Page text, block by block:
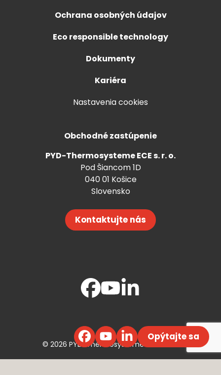
Opýtajte sa
Ochrana osobných údajov
Eco responsible technology
Dokumenty
Kariéra
Nastavenia cookies
Obchodné zastúpenie
PYD-Thermosysteme ECE s. r. o.
Pod Šiancom 1D
040 01 Košice
Slovensko
Kontaktujte nás
© 2026 PYD-Thermosysteme ECE s. r. o.